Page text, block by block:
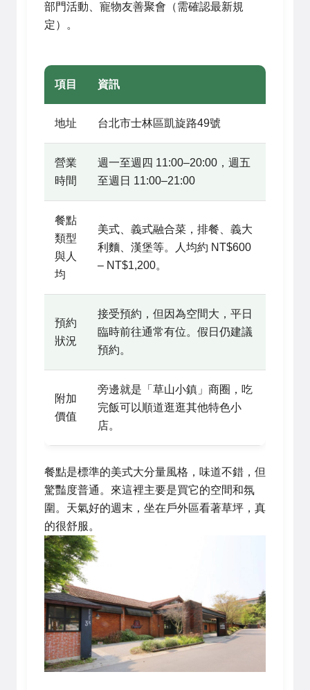
部門活動、寵物友善聚會（需確認最新規
定）。
項目 資訊
地址 台北市士林區凱旋路49號
營業
時間
週一至週四 11:00–20:00，週五
至週日 11:00–21:00
餐點
類型
與人
均
美式、義式融合菜，排餐、義大
利麵、漢堡等。人均約 NT$600
– NT$1,200。
預約
狀況
接受預約，但因為空間大，平日
臨時前往通常有位。假日仍建議
預約。
附加
價值
旁邊就是「草山小鎮」商圈，吃
完飯可以順道逛逛其他特色小
店。
餐點是標準的美式大分量風格，味道不錯，但
驚豔度普通。來這裡主要是買它的空間和氛
圍。天氣好的週末，坐在戶外區看著草坪，真
的很舒服。